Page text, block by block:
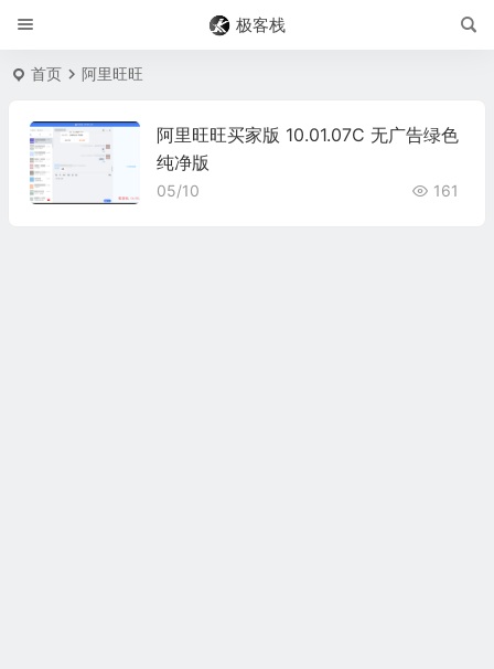
极客栈
首页 阿里旺旺
阿里旺旺买家版 10.01.07C 无广告绿色
纯净版
05/10 161